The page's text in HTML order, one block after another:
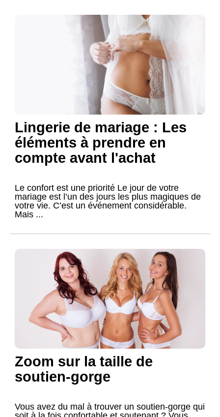
Lingerie de mariage : Les
éléments à prendre en
compte avant l'achat
Le confort est une priorité Le jour de votre
mariage est l’un des jours les plus magiques de
votre vie. C’est un événement considérable.
Mais ...
Zoom sur la taille de
soutien-gorge
Vous avez du mal à trouver un soutien-gorge qui